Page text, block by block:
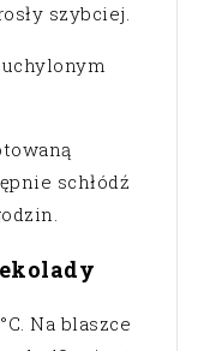
szybciej.
schłódź
Na blaszce